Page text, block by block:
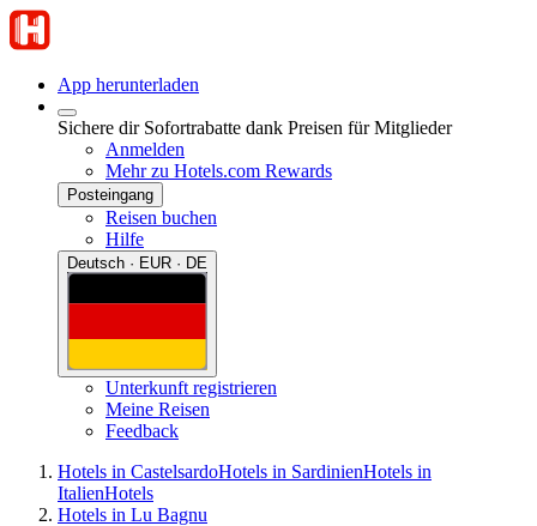
App herunterladen
Sichere dir Sofortrabatte dank Preisen für Mitglieder
Anmelden
Mehr zu Hotels.com Rewards
Posteingang
Reisen buchen
Hilfe
Deutsch · EUR · DE
Unterkunft registrieren
Meine Reisen
Feedback
Hotels in CastelsardoHotels in SardinienHotels in
ItalienHotels
Hotels in Lu Bagnu